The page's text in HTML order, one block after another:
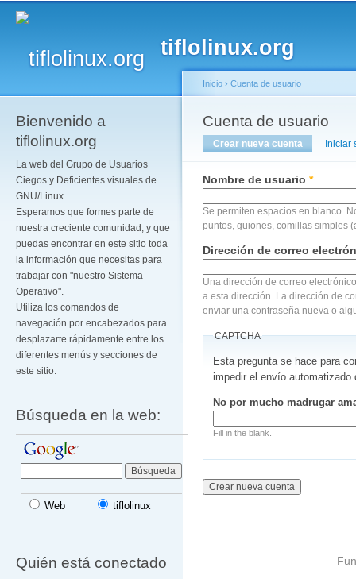
tiflolinux.org
Bienvenido a
tiflolinux.org
La web del Grupo de Usuarios
Ciegos y Deficientes visuales de
GNU/Linux.
Esperamos que formes parte de
nuestra creciente comunidad, y que
puedas encontrar en este sitio toda
la información que necesitas para
trabajar con "nuestro Sistema
Operativo".
Utiliza los comandos de
navegación por encabezados para
desplazarte rápidamente entre los
diferentes menús y secciones de
este sitio.
Búsqueda en la web:
Web tiflolinux
Quién está conectado
Se encuentra usted
Inicio › Cuenta de usuario
Cuenta de usuario
Solapas principales
Crear nueva cuenta (solapaIniciar
Nombre de usuario *
Se permiten espacios en blanco.
puntos, guiones, comillas simples
Dirección de correo
Una dirección de correo
a esta dirección. La dirección de
enviar una contraseña nueva o
CAPTCHA
Esta pregunta se hace para
impedir el envío automatizado
No por mucho madrugar
Fill in the blank.